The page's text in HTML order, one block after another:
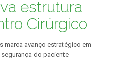
estrutura
Cirúrgico
marca avanço estratégico em
do paciente